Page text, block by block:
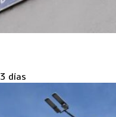
3 días